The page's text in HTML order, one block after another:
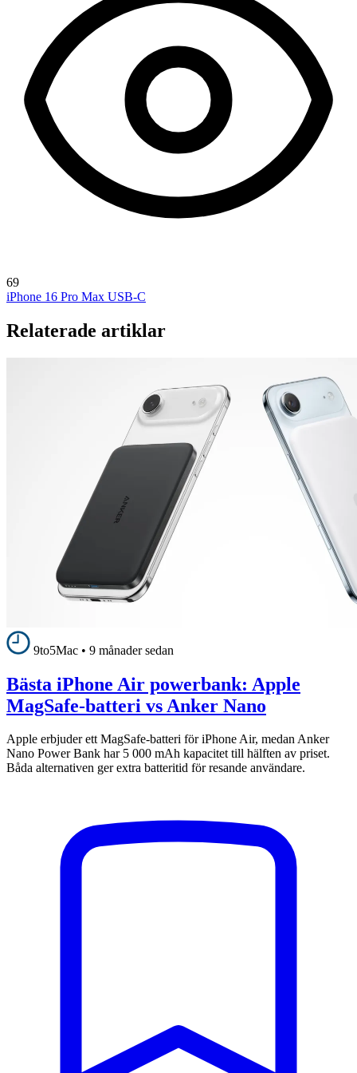
69
iPhone 16 Pro Max USB-C
Relaterade artiklar
9to5Mac • 9 månader sedan
Bästa iPhone Air powerbank: Apple
MagSafe-batteri vs Anker Nano
Apple erbjuder ett MagSafe-batteri för iPhone Air, medan Anker
Nano Power Bank har 5 000 mAh kapacitet till hälften av priset.
Båda alternativen ger extra batteritid för resande användare.